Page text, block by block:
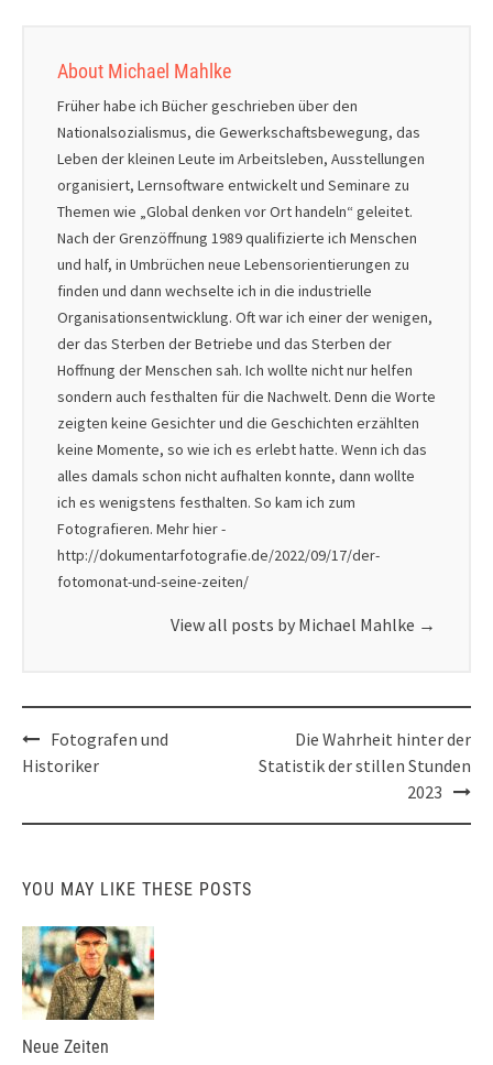
About Michael Mahlke
Früher habe ich Bücher geschrieben über den
Nationalsozialismus, die Gewerkschaftsbewegung, das
Leben der kleinen Leute im Arbeitsleben, Ausstellungen
organisiert, Lernsoftware entwickelt und Seminare zu
Themen wie „Global denken vor Ort handeln“ geleitet.
Nach der Grenzöffnung 1989 qualifizierte ich Menschen
und half, in Umbrüchen neue Lebensorientierungen zu
finden und dann wechselte ich in die industrielle
Organisationsentwicklung. Oft war ich einer der wenigen,
der das Sterben der Betriebe und das Sterben der
Hoffnung der Menschen sah. Ich wollte nicht nur helfen
sondern auch festhalten für die Nachwelt. Denn die Worte
zeigten keine Gesichter und die Geschichten erzählten
keine Momente, so wie ich es erlebt hatte. Wenn ich das
alles damals schon nicht aufhalten konnte, dann wollte
ich es wenigstens festhalten. So kam ich zum
Fotografieren. Mehr hier -
http://dokumentarfotografie.de/2022/09/17/der-
fotomonat-und-seine-zeiten/
View all posts by Michael Mahlke →
Post
navigation
Fotografen und
Historiker
Die Wahrheit hinter der
Statistik der stillen Stunden
2023
YOU MAY LIKE THESE POSTS
Neue Zeiten